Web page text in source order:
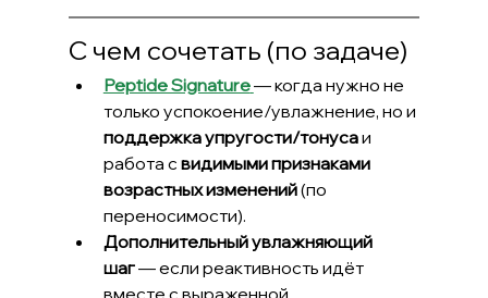
С чем сочетать (по задаче)
Peptide Signature— когда нужно не
только успокоение/увлажнение, но и
поддержка упругости/тонуса и
работа с видимыми признаками
возрастных изменений (по
переносимости).
Дополнительный увлажняющий
шаг — если реактивность идёт
вместе с выраженной